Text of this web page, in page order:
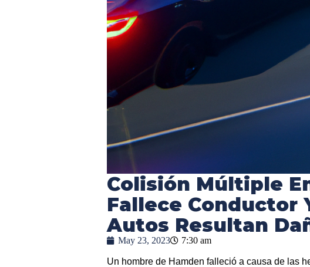
Colisión Múltiple
Fallece Conductor
Autos Resultan
May 23, 2023 7:30 am
Un hombre de Hamden falleció a causa de las